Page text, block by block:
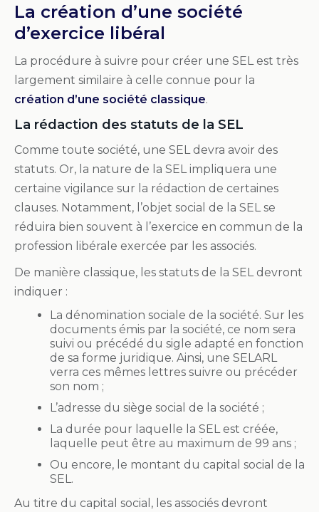
La création d’une société
d’exercice libéral
La procédure à suivre pour créer une SEL est très
largement similaire à celle connue pour la
création d’une société classique.
La rédaction des statuts de la SEL
Comme toute société, une SEL devra avoir des
statuts. Or, la nature de la SEL impliquera une
certaine vigilance sur la rédaction de certaines
clauses. Notamment, l’objet social de la SEL se
réduira bien souvent à l’exercice en commun de la
profession libérale exercée par les associés.
De manière classique, les statuts de la SEL devront
indiquer :
La dénomination sociale de la société. Sur les
documents émis par la société, ce nom sera
suivi ou précédé du sigle adapté en fonction
de sa forme juridique. Ainsi, une SELARL
verra ces mêmes lettres suivre ou précéder
son nom ;
L’adresse du siège social de la société ;
La durée pour laquelle la SEL est créée,
laquelle peut être au maximum de 99 ans ;
Ou encore, le montant du capital social de la
SEL.
Au titre du capital social, les associés devront